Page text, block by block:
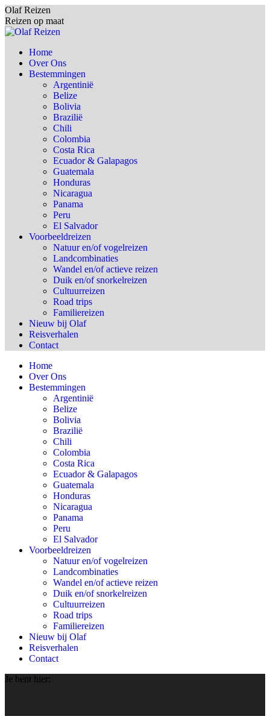
Spring
naar
content
Olaf Reizen
Reizen op maat
Home
Over Ons
Bestemmingen
Argentinië
Belize
Bolivia
Brazilië
Chili
Colombia
Costa Rica
Ecuador & Galapagos
Guatemala
Honduras
Nicaragua
Panama
Peru
El Salvador
Voorbeeldreizen
Natuur en/of vogelreizen
Landcombinaties
Wandel en/of actieve reizen
Duik en/of snorkelreizen
Cultuurreizen
Road trips
Familiereizen
Nieuw bij Olaf
Reisverhalen
Contact
Home
Over Ons
Bestemmingen
Argentinië
Belize
Bolivia
Brazilië
Chili
Colombia
Costa Rica
Ecuador & Galapagos
Guatemala
Honduras
Nicaragua
Panama
Peru
El Salvador
Voorbeeldreizen
Natuur en/of vogelreizen
Landcombinaties
Wandel en/of actieve reizen
Duik en/of snorkelreizen
Cultuurreizen
Road trips
Familiereizen
Nieuw bij Olaf
Reisverhalen
Contact
Je bent hier: